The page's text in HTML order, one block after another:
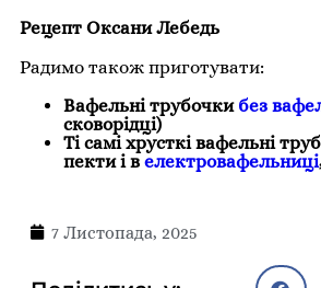
Рецепт Оксани Лебедь
Радимо також приготувати:
Вафельні трубочки без
сковорідці)
Ті самі хрусткі вафельні
пекти і в електровафельниці
7 Листопада, 2025